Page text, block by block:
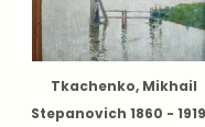
Tkachenko, Mikhail
Stepanovich 1860 -